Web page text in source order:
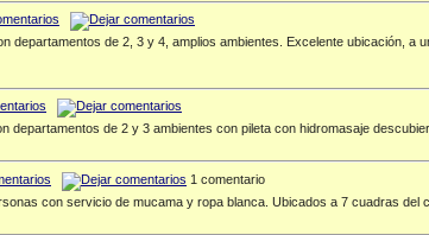
departamentos de 2, 3 y 4, amplios ambientes. Excelente ubicación,
departamentos de 2 y 3 ambientes con pileta con hidromasaje
1 comentario
con servicio de mucama y ropa blanca. Ubicados a 7 cuadras del